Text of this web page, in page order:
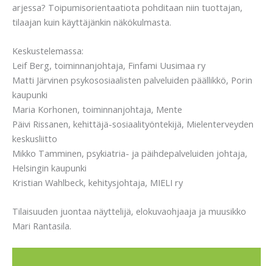
arjessa? Toipumisorientaatiota pohditaan niin tuottajan,
tilaajan kuin käyttäjänkin näkökulmasta.
Keskustelemassa:
Leif Berg, toiminnanjohtaja, Finfami Uusimaa ry
Matti Järvinen psykososiaalisten palveluiden päällikkö, Porin
kaupunki
Maria Korhonen, toiminnanjohtaja, Mente
Päivi Rissanen, kehittäjä-sosiaalityöntekijä, Mielenterveyden
keskusliitto
Mikko Tamminen, psykiatria- ja päihdepalveluiden johtaja,
Helsingin kaupunki
Kristian Wahlbeck, kehitysjohtaja, MIELI ry
Tilaisuuden juontaa näyttelijä, elokuvaohjaaja ja muusikko
Mari Rantasila.